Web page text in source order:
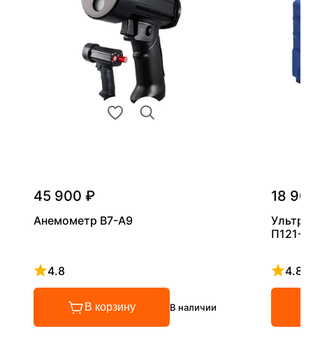
45 900 ₽
Анемометр В7-А9
4.8
Рейтинг 4.8 из 5
В корзину В наличии
18
П121-
4.8